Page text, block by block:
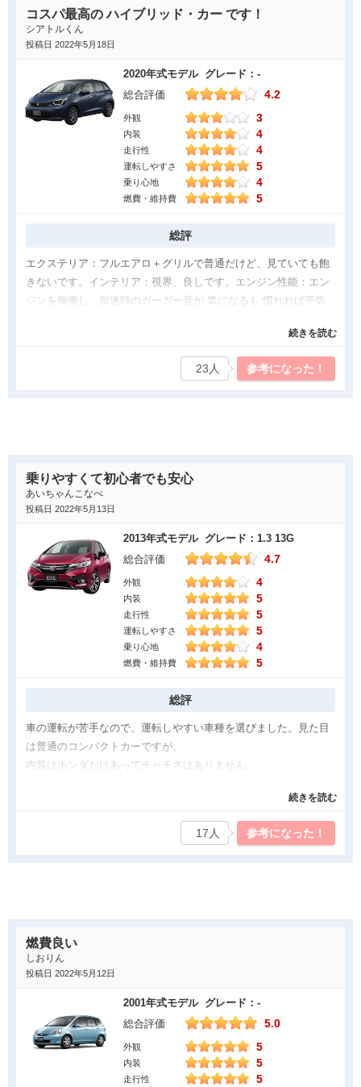
と、実質的な損失を被るのはユーザーです。そんな話を聞くと
益々、フィット離れが進み負のスパイラルがグルグルと回ってし
まいます。困ったものです。でもフィットを強く気に入って永く
乗り続ける方であれば、リセールなど気にせず愛し続けられま
す。値引きも期待できますしね。
エンジン性能はさすがのホンダで、日常の使用域ではどの回転域
でもひっかかることなく吹け上がります。トルク特性もリニアな
ので誰でも運転しやすい、普通の車です。
今はこの型のは中古車市場でもだいぶ値崩れしているので、かな
りコスパは良いと思います。同時期のヴィッツから乗り換えたの
ですが、シートが分厚く固く、ホールド性が高いので長時間のド
ライブでも疲れにくいと感じました。
また、中古車市場に玉数が多いので、交通事故したときに修理費
を安く抑えたいときに中古パーツを使うこともできますね。
気になった点
総評にも記載した通り、タイヤが細くグリップが弱く感じます。
る必要があります。また、雨の日などに水溜りの上を走るとハイ
ドロプレーニング現象を顕著に感じます。
CVTで擬似的なオートクリープがあるので緩い坂道なら発進時に
はオートクリープだけでは力不足で後退することがあります。気
コスパ最高の ハイブリッド・カー です！
シアトルくん
投稿日 2022年5月18日
2020年式モデル グレード：-
総合評価
4.2
外観 3
内装 4
走行性 4
運転しやすさ 5
乗り心地 4
燃費・維持費 5
総評
エクステリア：フルエアロ＋グリルで普通だけど、見ていても飽
きないです。インテリア：視界、良しです。エンジン性能：エン
ジンを稼働し、加速時のガーガー音が 気になるも 慣れれば平気
り心地：突上げ感あるも、硬めが スポーティです。燃費：それほ
ど走行していないが、普通に良いです。価格：事情は書けません
が、オプション値引き 含め かなり安くして いただきました。総
FITに10年乗って 不具合が散見されてきたので 乗り換えました。
もともと 車は移動手段としか 考えていないので、同じFITで いい
んじゃないかと乗り換えましたが、戻ら最近の車はすごい！ 安全
てきたんだと気づかせてくれる。クルーズコントロール機能の
ACCは 本当に便利、市街地走行や 高速道路では ほとんど アクセ
ル踏まなくていいんじゃないか。オートマティック・ブレーキホ
ールドも ありがたい機能。心地よい車です、燃費もよい、乗りご
ごちも ストレスなし、日本の狭い道路・駐車場にも 対応可。私
のように走りや 外観に こだわりなく、車は移動手段と 考えてい
る人には ベストチョイスと思います。
騒々しいのが 甚だ残念です。エクステリア：可愛らしくて よい
です。インテリア：心地良い空間と 素晴らしい スペース・ユー
広いです。エンジン性能：思ったよりも 騒々しい。折角 心地よ
速時は 速度に合わせて回転数が 上がり、加速を緩めると 回転が
スルッと落ちる プログラミングです。パンフレットには、エンジ
続きを読む
参考になった！
23人
乗りやすくて初心者でも安心
あいちゃんこなべ
投稿日 2022年5月13日
2013年式モデル グレード：1.3 13G
総合評価
4.7
外観 4
内装 5
走行性 5
運転しやすさ 5
乗り心地 4
燃費・維持費 5
総評
車の運転が苦手なので、運転しやすい車種を選びました。見た目
は普通のコンパクトカーですが、
内装はホンダだけあってチャチさはありません。
走行時は、グインという加速ではなく、無段階加速〈表現が違っ
たらすみません〉で緩やかに加速てくれるので運転がスムーズで
す。また、ホンダセンシングがついてるので車線をはみ出したり
期待していませんでした。
ホンダセンシングが思いの外使えすぎました、
車線をつい踏んでしまったり、運転がとにかく苦手なんですが、
小回りが効くので、狭い道も運転しやすく、4年目ですが、ぶつけ
ることなく維持できてます。
燃費についてはかなりいいです。
街中だとリッター20キロ、高速だと27キロくらいかなと思います
続きを読む
参考になった！
17人
燃費良い
しおりん
投稿日 2022年5月12日
2001年式モデル グレード：-
総合評価
5.0
外観 5
内装 5
走行性 5